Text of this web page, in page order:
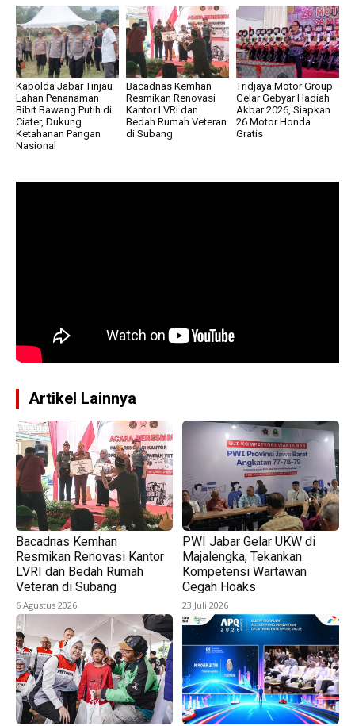
Kapolda Jabar Tinjau
Lahan Penanaman
Bibit Bawang Putih di
Ciater, Dukung
Ketahanan Pangan
Nasional
Bacadnas Kemhan
Resmikan Renovasi
Kantor LVRI dan
Bedah Rumah Veteran
di Subang
Tridjaya Motor Group
Gelar Gebyar Hadiah
Akbar 2026, Siapkan
26 Motor Honda
Gratis
Artikel Lainnya
Bacadnas Kemhan
Resmikan Renovasi Kantor
LVRI dan Bedah Rumah
Veteran di Subang
6 Agustus 2026
PWI Jabar Gelar UKW di
Majalengka, Tekankan
Kompetensi Wartawan
Cegah Hoaks
23 Juli 2026